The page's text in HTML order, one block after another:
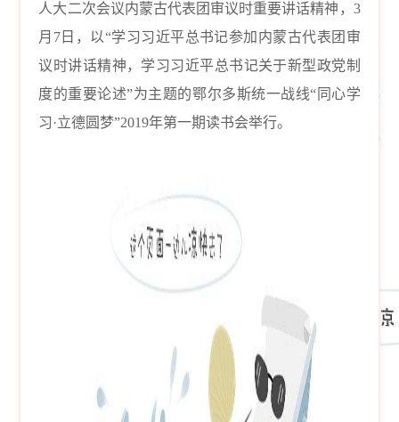
人大二次会议内蒙古代表团审议时重要讲话精神，3
月7日，以“学习习近平总书记参加内蒙古代表团审
议时讲话精神，学习习近平总书记关于新型政党制
度的重要论述”为主题的鄂尔多斯统一战线“同心学
习·立德圆梦”2019年第一期读书会举行。